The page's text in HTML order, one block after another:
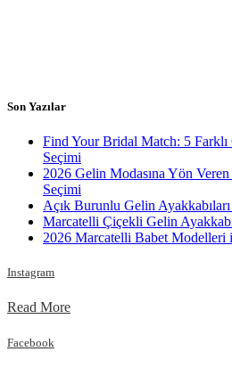
Son Yazılar
Find Your Bridal Match: 5
Seçimi
2026 Gelin Modasına Yön
Seçimi
Açık Burunlu Gelin
Marcatelli Çiçekli Gelin
2026 Marcatelli Babet Modelleri
Instagram
Read More
Facebook